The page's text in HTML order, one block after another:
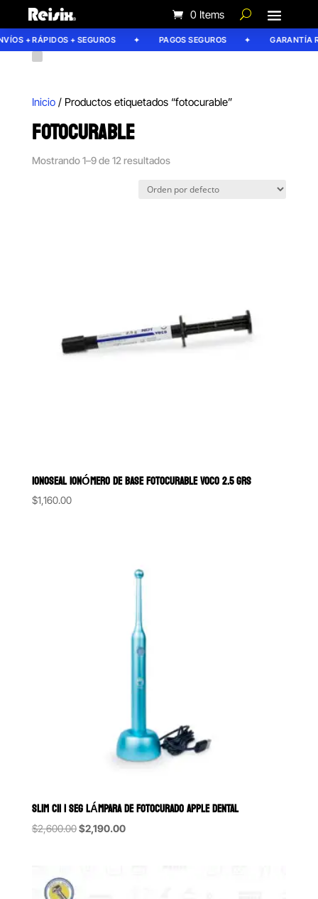
0 Items
+ RÁPIDOS + SEGUROS PAGOS SEGUROS GARANTÍA
Inicio/ Productos etiquetados “fotocurable”
FOTOCURABLE
Mostrando 1–9 de 12 resultados
IONOSEAL IONÓMERO DE BASE FOTOCURABLE VOCO 2.5 GRS
$1,160.00
SLIM C11 1 SEG LÁMPARA DE FOTOCURADO APPLE DENTAL
$2,600.00Original
$2,190.00Current